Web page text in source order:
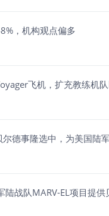
，机构观点偏多
飞机，扩充教练机
德事隆选中，为美国陆
战队MARV-EL项目提